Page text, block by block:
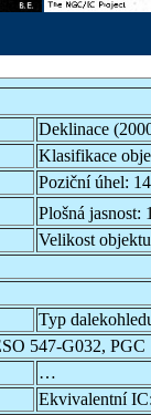
Deklinace
Klasifikace
Poziční úhel:
Plošná jasnost:
Velikost
Typ
547-G032, PGC
…
Ekvivalentní